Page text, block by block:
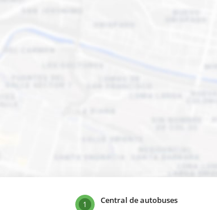
1 Central de autobuses